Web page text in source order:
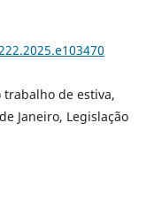
trabalho de estiva,
Janeiro, Legislação